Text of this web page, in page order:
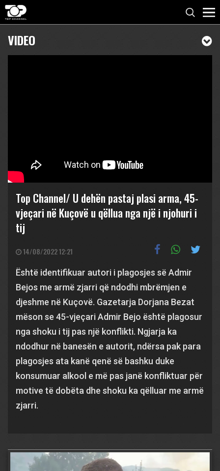
VIDEO
Top Channel/ U dehën pastaj plasi arma, 45-
vjeçari në Kuçovë u qëllua nga një i njohuri i
tij
14/08/2022 12:21
Është identifikuar autori i plagosjes së Admir
Bejos me armë zjarri që ndodhi mbrëmjen e
djeshme në Kuçovë. Gazetarja Dorjana Bezat
mëson se 45-vjeçari Admir Bejo është plagosur
nga shoku i tij pas një konflikti. Ngjarja ka
ndodhur në banesën e autorit, ndërsa pak para
plagosjes ata kanë qenë së bashku duke
konsumuar alkool e më pas janë konfliktuar për
motive të dobëta dhe shoku ka qëlluar me armë
zjarri.